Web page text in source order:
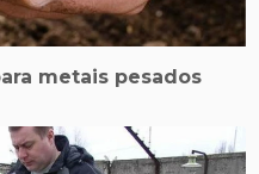
metais pesados